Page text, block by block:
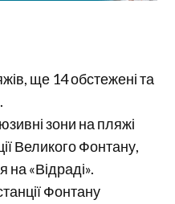
ще 14 обстежені та
зони на пляжі
Великого Фонтану,
«Відраді».
Фонтану